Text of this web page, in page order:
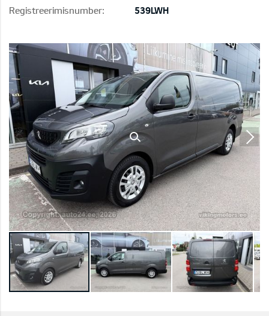
Registreerimisnumber:
539LWH